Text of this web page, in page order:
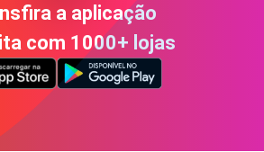
a aplicação
com 1000+ lojas